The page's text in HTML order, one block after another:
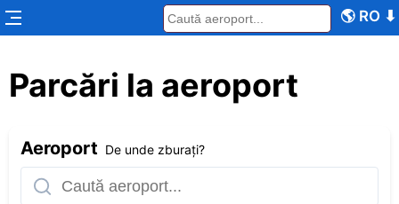
🌎 RO ⬇
Parcări la aeroport
Aeroport De unde zburați?